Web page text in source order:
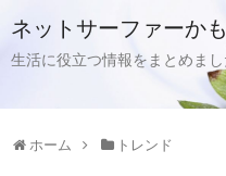
ネットサーファーか
生活に役立つ情報をまとめまし
ホーム トレンド